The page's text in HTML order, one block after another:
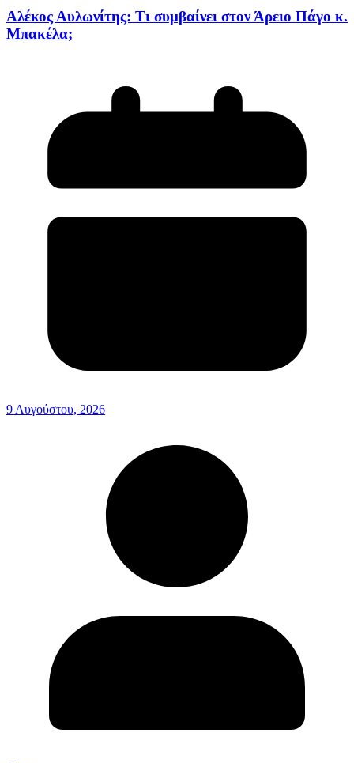
Αλέκος Αυλωνίτης: Τι συμβαίνει στον Άρειο Πάγο κ.
Μπακέλα;
9 Αυγούστου, 2026